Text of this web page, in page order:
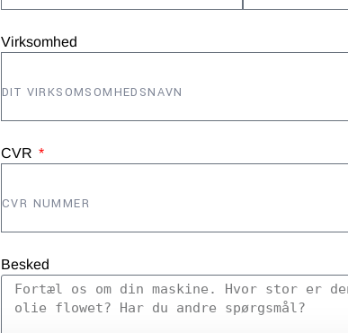
Virksomhed
CVR
Besked